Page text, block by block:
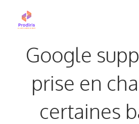
Google
prise en
certaines